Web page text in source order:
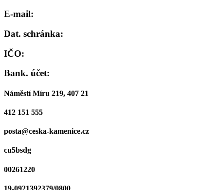
E-mail:
Dat. schránka:
IČO:
Bank. účet:
Náměstí Míru 219, 407 21
412 151 555
posta@ceska-kamenice.cz
cu5bsdg
00261220
19-0921392379/0800